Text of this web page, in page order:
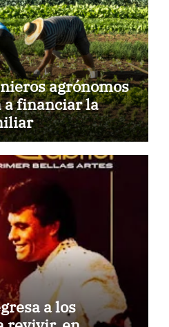
agrónomos
a financiar la
a los